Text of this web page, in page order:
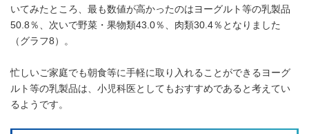
いてみたところ、最も数値が高かったのはヨーグルト等の乳製品
50.8％、次いで野菜・果物類43.0％、肉類30.4％となりました
（グラフ8）。
忙しいご家庭でも朝食等に手軽に取り入れることができるヨーグ
ルト等の乳製品は、小児科医としてもおすすめであると考えてい
るようです。